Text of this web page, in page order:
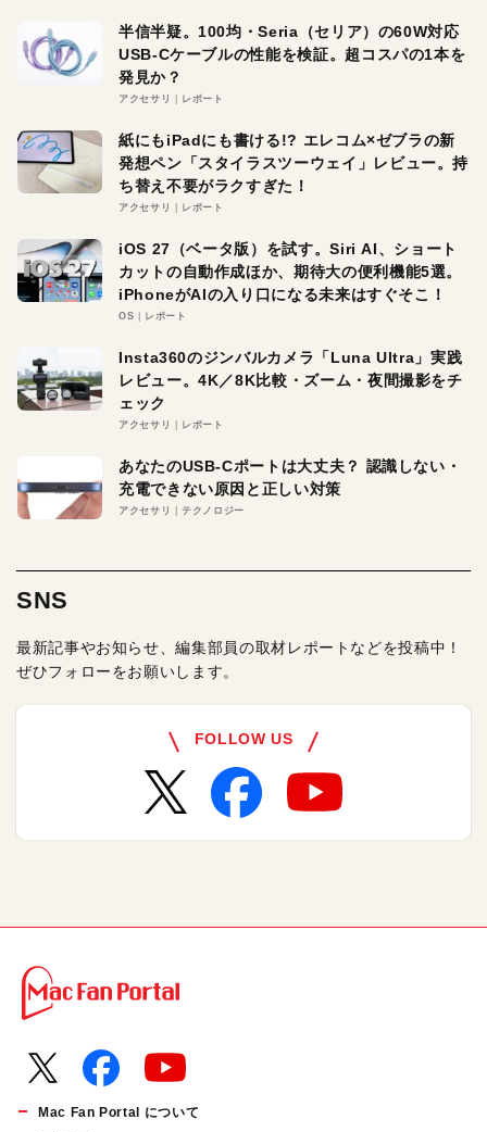
半信半疑。100均・Seria（セリア）の60W対応
USB-Cケーブルの性能を検証。超コスパの1本を
発見か？
アクセサリ レポート
紙にもiPadにも書ける!? エレコム×ゼブラの新
発想ペン「スタイラスツーウェイ」レビュー。持
ち替え不要がラクすぎた！
アクセサリ レポート
iOS 27（ベータ版）を試す。Siri AI、ショート
カットの自動作成ほか、期待大の便利機能5選。
iPhoneがAIの入り口になる未来はすぐそこ！
OS レポート
Insta360のジンバルカメラ「Luna Ultra」実践
レビュー。4K／8K比較・ズーム・夜間撮影をチ
ェック
アクセサリ レポート
あなたのUSB-Cポートは大丈夫？ 認識しない・
充電できない原因と正しい対策
アクセサリ テクノロジー
SNS
最新記事やお知らせ、編集部員の取材レポートなどを投稿中！
ぜひフォローをお願いします。
FOLLOW US
Mac Fan Portal について